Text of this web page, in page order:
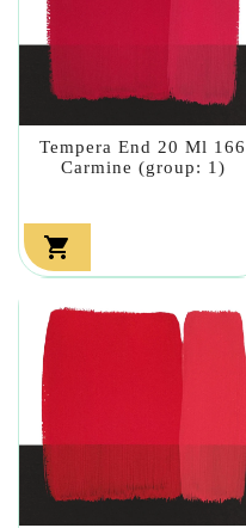
Tempera End 20 Ml 166
Carmine (group: 1)
